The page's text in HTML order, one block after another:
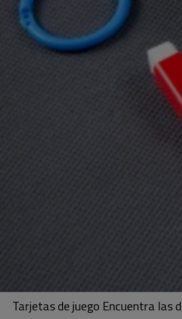
Tarjetas de juego Encuentra las